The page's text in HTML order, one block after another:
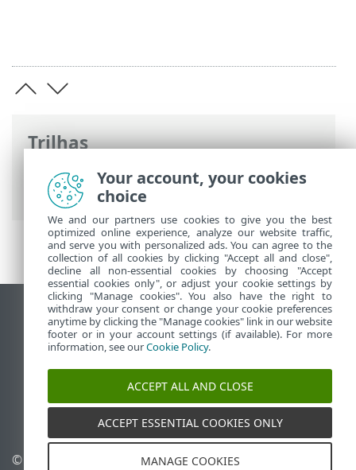
Trilhas
Ajuda on-line ESET>ESET Security
Ultimate
>Configuração avançada
Ver site para desktop
End of Life
Base de conhecimento ESET
Fórum ESET
ESET Status Portal
Suporte regional
© 1992 - 2026 ESET, spol. s
Gerenciar cookies
Your account, your cookies
choice
We and our partners use cookies to give you the best
optimized online experience, analyze our website traffic,
and serve you with personalized ads. You can agree to the
collection of all cookies by clicking "Accept all and close",
decline all non-essential cookies by choosing "Accept
essential cookies only", or adjust your cookie settings by
clicking "Manage cookies". You also have the right to
withdraw your consent or change your cookie preferences
anytime by clicking the "Manage cookies" link in our website
footer or in your account settings (if available). For more
information, see ourCookie Policy.
ACCEPT ALL AND CLOSE
ACCEPT ESSENTIAL COOKIES ONLY
MANAGE COOKIES